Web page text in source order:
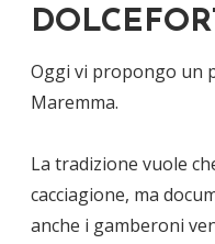
Oggi vi propongo un
Maremma.
La tradizione vuole
cacciagione, ma
anche i gamberoni